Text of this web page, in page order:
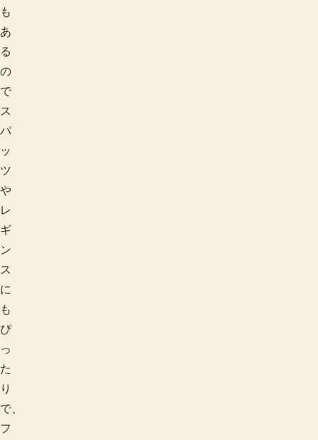
も
あ
る
の
で
ス
パ
ッ
ツ
や
レ
ギ
ン
ス
に
も
ぴ
っ
た
り
で、
フ